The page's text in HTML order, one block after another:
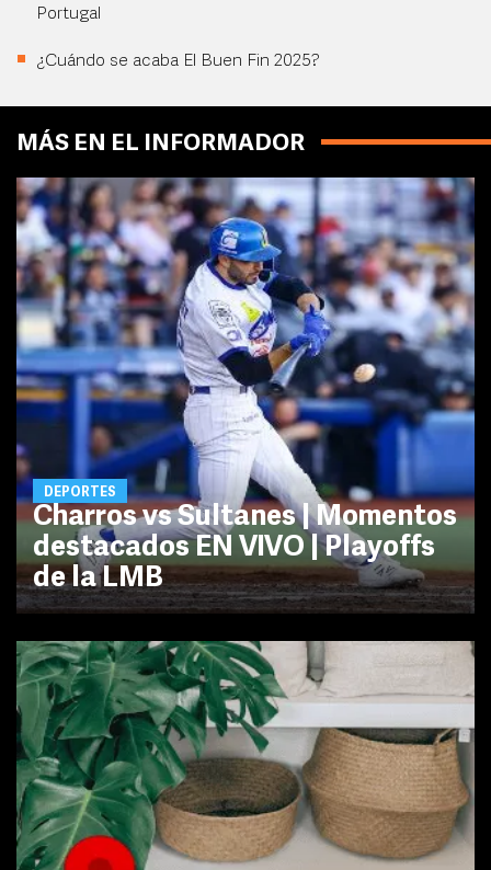
Portugal
¿Cuándo se acaba El Buen Fin 2025?
MÁS EN EL INFORMADOR
DEPORTES
Charros vs Sultanes | Momentos
destacados EN VIVO | Playoffs
de la LMB